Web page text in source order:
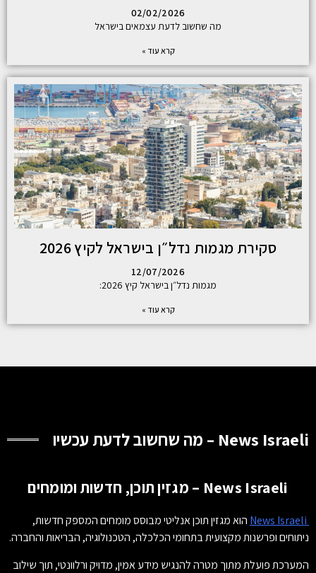
02/02/2026
מה שחשוב לדעת עצמאים בישראל
קרא עוד »
סקירת מגמות נדל״ן בישראל לקיץ 2026
12/07/2026
מגמות נדל״ן בישראל קיץ 2026:
קרא עוד »
News Israeli – מה שחשוב לדעת עכשיו
News Israeli – מגזין תוכן, חדשות ומומחים
הוא מגזין תוכן אנליטי מבוסס מומחים המספק חדשות,
ניתוחים ופרשנות מקצועית בתחומי הכלכלה, הטכנולוגיה, הבריאות והחברה.
המערכת פועלת מתוך מטרה להנגיש מידע אמין, מדויק ורלוונטי, תוך שילוב